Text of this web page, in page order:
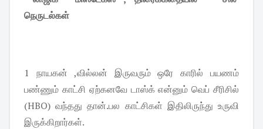
நெருடல்கள்
1 நாயகன் ,வில்லன் இருவரும் ஒரே காரில் பயணம்
பண்ணும் காட்சி ஏற்கனவே டாஸ்க் என்னும் வெப் சீரிசில்
(HBO) வந்தது தான்.பல காட்சிகள் இதிலிருந்து உருவி
இருக்கிறார்கள்.